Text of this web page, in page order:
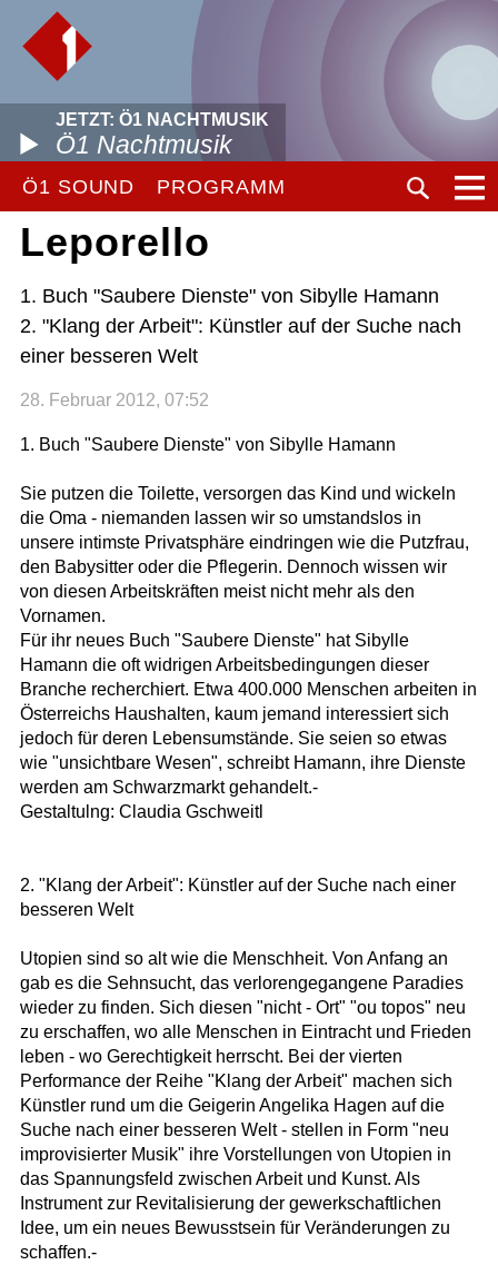
JETZT: Ö1 NACHTMUSIK
Ö1 Nachtmusik
Ö1 SOUND PROGRAMM
Leporello
1. Buch "Saubere Dienste" von Sibylle Hamann
2. "Klang der Arbeit": Künstler auf der Suche nach
einer besseren Welt
28. Februar 2012, 07:52
1. Buch "Saubere Dienste" von Sibylle Hamann
Sie putzen die Toilette, versorgen das Kind und wickeln
die Oma - niemanden lassen wir so umstandslos in
unsere intimste Privatsphäre eindringen wie die Putzfrau,
den Babysitter oder die Pflegerin. Dennoch wissen wir
von diesen Arbeitskräften meist nicht mehr als den
Vornamen.
Für ihr neues Buch "Saubere Dienste" hat Sibylle
Hamann die oft widrigen Arbeitsbedingungen dieser
Branche recherchiert. Etwa 400.000 Menschen arbeiten in
Österreichs Haushalten, kaum jemand interessiert sich
jedoch für deren Lebensumstände. Sie seien so etwas
wie "unsichtbare Wesen", schreibt Hamann, ihre Dienste
werden am Schwarzmarkt gehandelt.-
Gestaltulng: Claudia Gschweitl
2. "Klang der Arbeit": Künstler auf der Suche nach einer
besseren Welt
Utopien sind so alt wie die Menschheit. Von Anfang an
gab es die Sehnsucht, das verlorengegangene Paradies
wieder zu finden. Sich diesen "nicht - Ort" "ou topos" neu
zu erschaffen, wo alle Menschen in Eintracht und Frieden
leben - wo Gerechtigkeit herrscht. Bei der vierten
Performance der Reihe "Klang der Arbeit" machen sich
Künstler rund um die Geigerin Angelika Hagen auf die
Suche nach einer besseren Welt - stellen in Form "neu
improvisierter Musik" ihre Vorstellungen von Utopien in
das Spannungsfeld zwischen Arbeit und Kunst. Als
Instrument zur Revitalisierung der gewerkschaftlichen
Idee, um ein neues Bewusstsein für Veränderungen zu
schaffen.-